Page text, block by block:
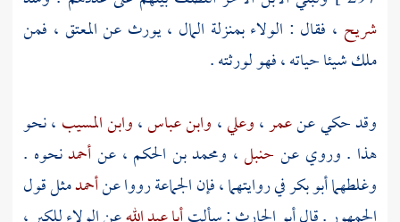
شريح ، فقال : الولاء بمنزلة المال ، يورث عن المعتق ، فمن
ملك شيئا حياته ، فهو لورثته .
وقد حكي عنعمر،وعلي، وابن عباس،وابن المسيب ، نحو
هذا . وروي عن حنبل، ومحمد بن الحكم ، عنأحمدنحوه .
وغلطهماأبو بكرفي روايتهما ، فإن الجماعة رووا عنأحمدمثل قول